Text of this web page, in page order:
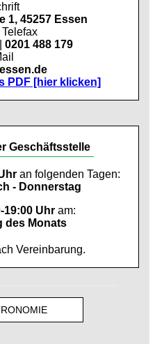
1, 45257 Essen
0201 488 179
PDF [hier klicken]
Geschäftsstelle
an folgenden Tagen:
- Donnerstag
19:00 Uhr am:
des Monats
Vereinbarung.